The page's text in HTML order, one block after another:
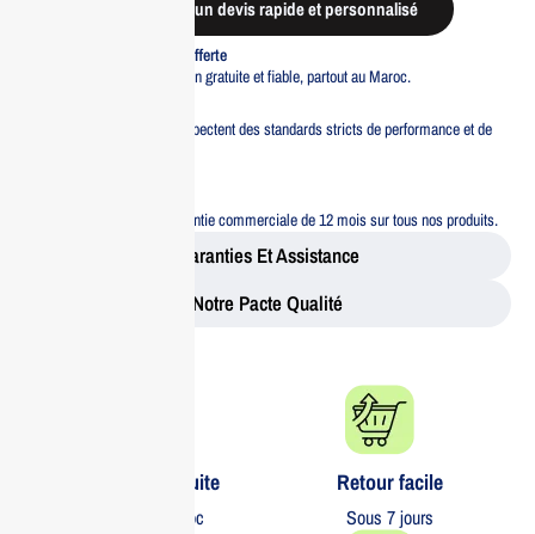
Demander un devis rapide et personnalisé
Livraison standard offerte
Profitez d’une livraison gratuite et fiable, partout au Maroc.
Tous nos produits respectent des standards stricts de performance et de
Bénéficiez d’une garantie commerciale de 12 mois sur tous nos produits.
Garanties Et Assistance
Notre Pacte Qualité
Livraison gratuite​
partout au Maroc
Retour facile​
Sous 7 jours